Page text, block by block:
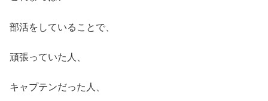
部活をしていることで、
頑張っていた人、
キャプテンだった人、